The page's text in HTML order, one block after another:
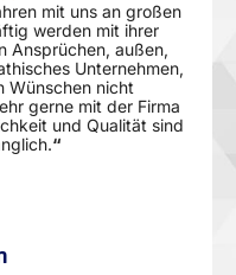
mit uns an großen
werden mit ihrer
Ansprüchen, außen,
Unternehmen,
Wünschen nicht
gerne mit der Firma
und Qualität sind
“